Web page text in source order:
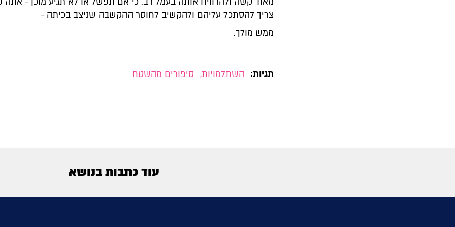
צריך להסתכל עליהם ולהקשיב לחוסר ההקשבה שניצב בכיתה -
ממש מולך.
תגיות: השתלמויות, סיפורים מהשטח
עוד כתבות בנושא